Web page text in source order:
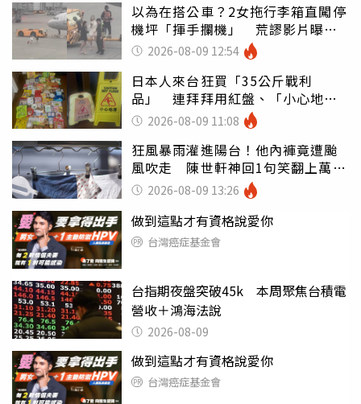
以為在搭公車？2女拖行李箱直闖停
機坪「揮手攔機」 荒謬影片曝網
傻眼2026-08-09 12:54
日本人來台狂買「35公斤戰利
品」 連拜拜用紅盤、「小心地
滑」告示牌也帶回家
2026-08-09 11:08
狂風暴雨灌進陽台！他內褲竟遭颱
風吹走 陳世軒神回1句笑翻上萬網
友 2026-08-09 13:26
做到這點才有資格說愛你
台灣癌症基金會
台指期夜盤突破45k 本周聚焦台積電
營收＋鴻海法說
2026-08-09
做到這點才有資格說愛你
台灣癌症基金會